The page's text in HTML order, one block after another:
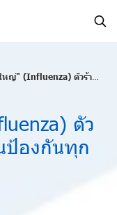
ตัวร้าย! ทำไมต้องฉีดวัคซีนป้องกันทุกปี?
ตัว
ป้องกันทุก